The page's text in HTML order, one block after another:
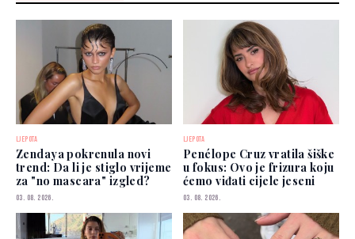
LJEPOTA
Zendaya pokrenula novi
trend: Da li je stiglo vrijeme
za "no mascara" izgled?
03. 08. 2026.
LJEPOTA
Penélope Cruz vratila šiške
u fokus: Ovo je frizura koju
ćemo viđati cijele jeseni
03. 08. 2026.